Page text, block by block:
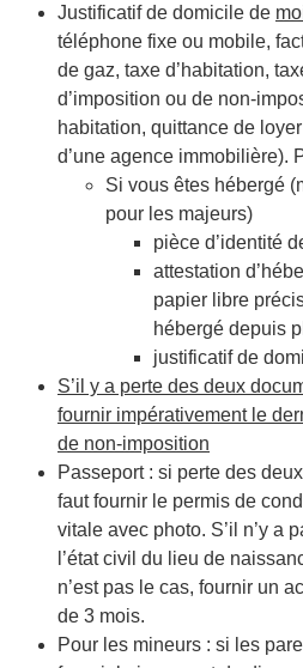
Justificatif de domicile de
téléphone fixe ou mobile,
de gaz, taxe d’habitation,
d’imposition ou de non-
habitation, quittance de
d’une agence immobilière).
Si vous êtes hébergé
pour les majeurs)
pièce d’identité
attestation
papier libre
hébergé depuis
justificatif de
S’il y a perte des deux
fournir impérativement le
de non-imposition
Passeport : si perte des
faut fournir le permis de
vitale avec photo. S’il n’y a
l’état civil du lieu de
n’est pas le cas, fournir un
de 3 mois.
Pour les mineurs : si les